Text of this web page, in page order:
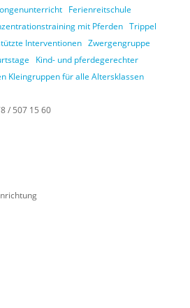
Ferienreitschule
mit Pferden Trippel
Interventionen Zwergengruppe
Kind- und pferdegerechter
Kleingruppen für alle Altersklassen
/ 507 15 60